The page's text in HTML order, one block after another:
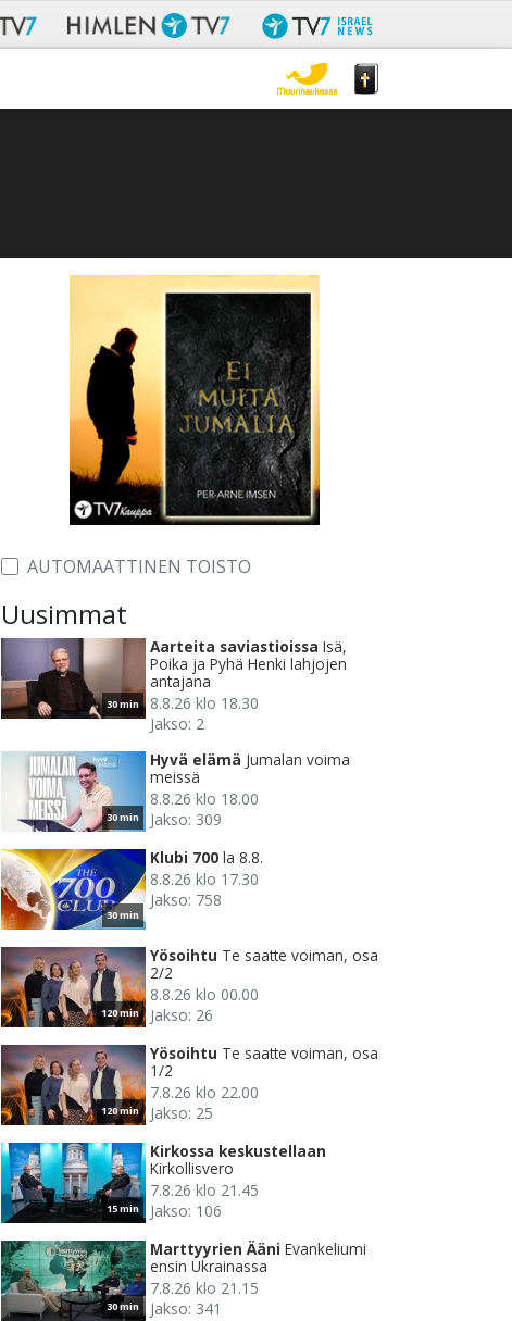
AUTOMAATTINEN TOISTO
Uusimmat
30 min
Aarteita saviastioissa Isä,
Poika ja Pyhä Henki lahjojen
antajana
8.8.26 klo 18.30
Jakso: 2
30 min
Hyvä elämä Jumalan voima
meissä
8.8.26 klo 18.00
Jakso: 309
30 min
Klubi 700 la 8.8.
8.8.26 klo 17.30
Jakso: 758
120 min
Yösoihtu Te saatte voiman, osa
2/2
8.8.26 klo 00.00
Jakso: 26
120 min
Yösoihtu Te saatte voiman, osa
1/2
7.8.26 klo 22.00
Jakso: 25
15 min
Kirkossa keskustellaan
Kirkollisvero
7.8.26 klo 21.45
Jakso: 106
30 min
Marttyyrien Ääni Evankeliumi
ensin Ukrainassa
7.8.26 klo 21.15
Jakso: 341